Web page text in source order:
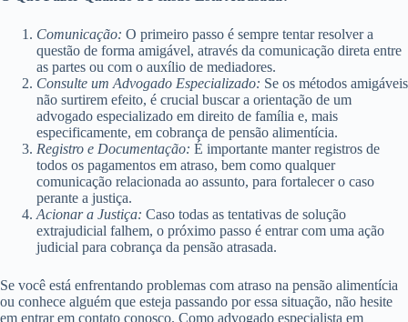
Comunicação: O primeiro passo é sempre tentar resolver a
questão de forma amigável, através da comunicação direta entre
as partes ou com o auxílio de mediadores.
Consulte um Advogado Especializado: Se os métodos amigáveis
não surtirem efeito, é crucial buscar a orientação de um
advogado especializado em direito de família e, mais
especificamente, em cobrança de pensão alimentícia.
Registro e Documentação: É importante manter registros de
todos os pagamentos em atraso, bem como qualquer
comunicação relacionada ao assunto, para fortalecer o caso
perante a justiça.
Acionar a Justiça: Caso todas as tentativas de solução
extrajudicial falhem, o próximo passo é entrar com uma ação
judicial para cobrança da pensão atrasada.
Se você está enfrentando problemas com atraso na pensão alimentícia
ou conhece alguém que esteja passando por essa situação, não hesite
em entrar em contato conosco. Como advogado especialista em